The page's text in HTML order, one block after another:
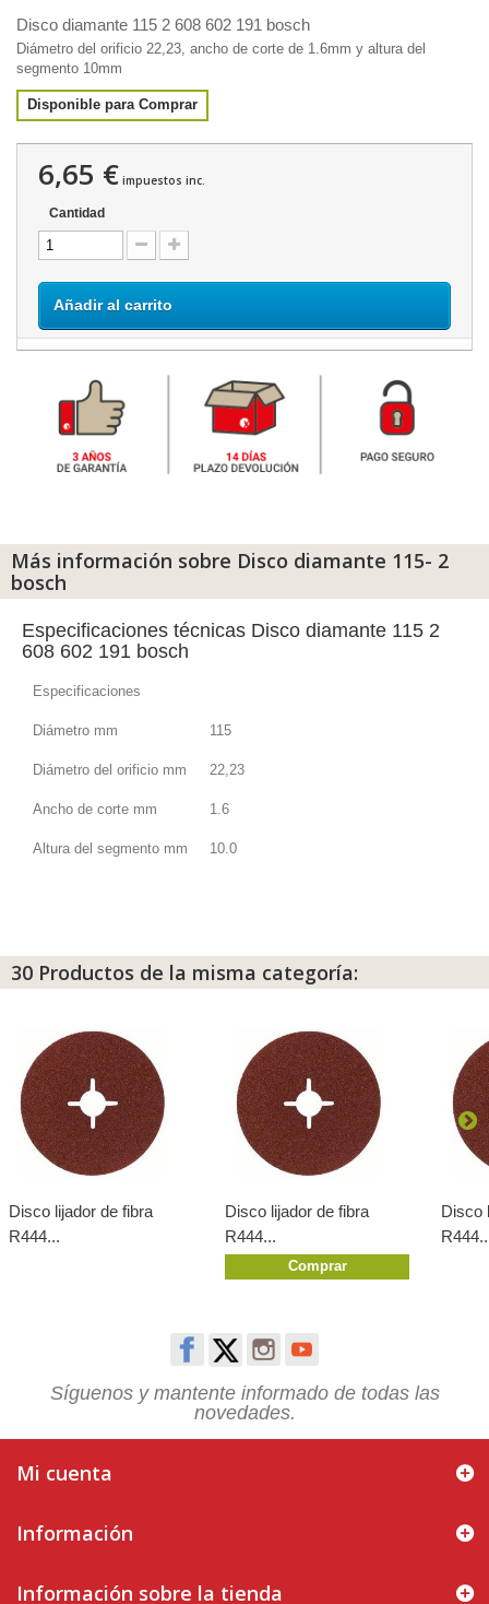
Disco diamante 115 2 608 602 191 bosch
Diámetro del orificio 22,23, ancho de corte de 1.6mm y altura del
segmento 10mm
Disponible para Comprar
6,65 € impuestos inc.
Cantidad
Añadir al carrito
Más información sobre Disco diamante 115- 2
bosch
Especificaciones técnicas Disco diamante 115 2
608 602 191 bosch
Especificaciones
Diámetro mm 115
Diámetro del orificio mm 22,23
Ancho de corte mm 1.6
Altura del segmento mm 10.0
30 Productos de la misma categoría:
Disco lijador de fibra
R444...
Disco lijador de fibra
R444...
Comprar
Disco
Síguenos y mantente informado de todas las
novedades.
Mi cuenta
Información
Información sobre la tienda